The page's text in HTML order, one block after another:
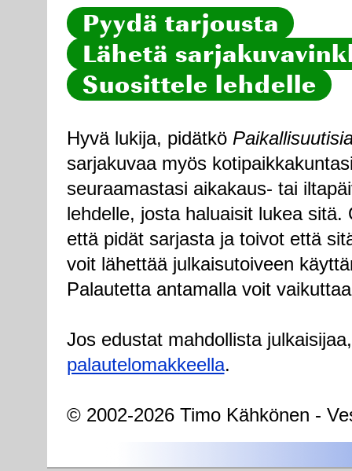
Pyydä tarjousta
Lähetä
Suosittele lehdelle
Hyvä lukija, pidätkö
sarjakuvaa myös
seuraamastasi aikakaus- tai
lehdelle, josta haluaisit lukea
että pidät sarjasta ja toivot että
voit lähettää julkaisutoiveen
Palautetta antamalla voit
Jos edustat mahdollista
palautelomakkeella.
© 2002-2026 Timo Kähkönen -